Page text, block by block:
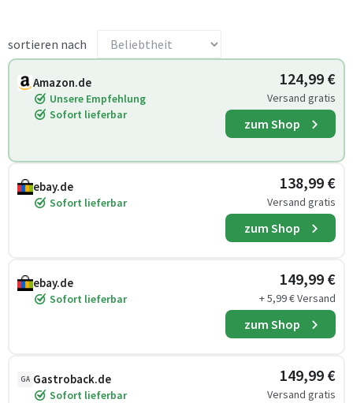
sortieren nach
Amazon.de
Unsere Empfehlung
Sofort lieferbar
124,99 €
Versand gratis
zum Shop
ebay.de
Sofort lieferbar
138,99 €
Versand gratis
zum Shop
ebay.de
Sofort lieferbar
149,99 €
+ 5,99 € Versand
zum Shop
GA Gastroback.de
Sofort lieferbar
149,99 €
Versand gratis